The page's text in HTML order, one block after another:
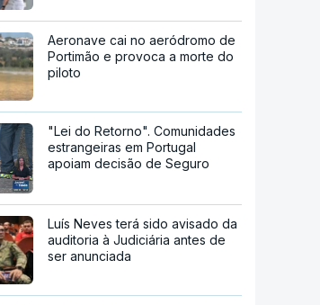
Aeronave cai no aeródromo de
Portimão e provoca a morte do
piloto
"Lei do Retorno". Comunidades
estrangeiras em Portugal
apoiam decisão de Seguro
Luís Neves terá sido avisado da
auditoria à Judiciária antes de
ser anunciada